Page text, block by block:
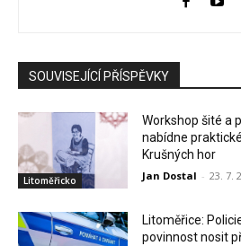
SOUVISEJÍCÍ PŘÍSPĚVKY
Litoměřicko
Workshop šité a
nabídne
Krušných hor
Jan Dostal - 23. 7.
Litoměřice:
povinnost nosit